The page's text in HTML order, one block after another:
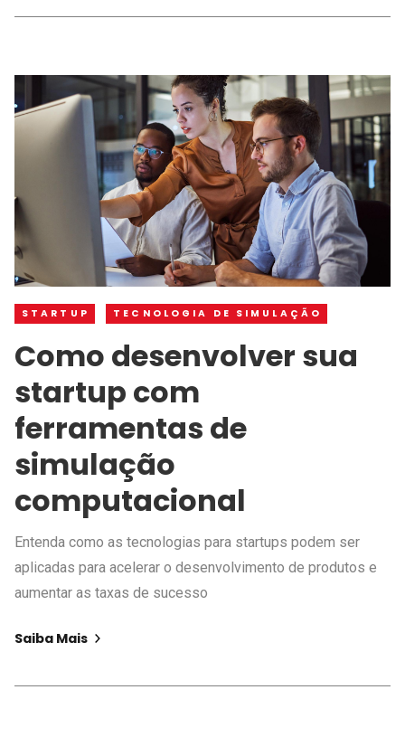
STARTUP TECNOLOGIA DE SIMULAÇÃO
Como desenvolver sua
startup com
ferramentas de
simulação
computacional
Entenda como as tecnologias para startups podem ser
aplicadas para acelerar o desenvolvimento de produtos e
aumentar as taxas de sucesso
Saiba Mais